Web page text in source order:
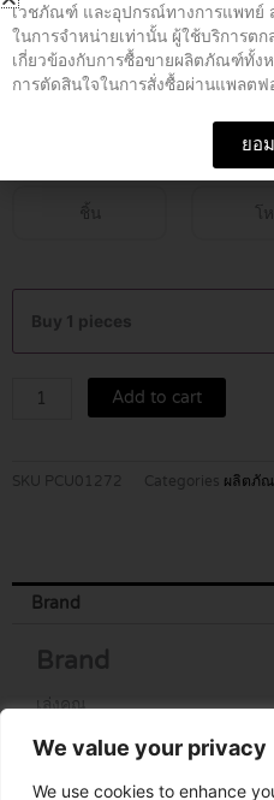
We value your privacy
We use cookies to enhance
ยาสตรีเล่งคุณสูตร2
10*4แผง
ชิ้น โ
Buy 1 pieces
เล่ง
คุณ
ชนิด
quantity
Add to cart
SKU PCU01272 Categories ผลิตภั
Brand
Brand
เล่งคุณ
เวชภัณฑ์ และอุปกรณ์ทางการแพทย์
ในการจำหน่ายเท่านั้น ผู้ใช้บริการต
เกี่ยวข้องกับการซื้อขายผลิตภัณฑ์ทั้ง
การตัดสินใจในการสั่งซื้อผ่านแพลตฟ
ยอ